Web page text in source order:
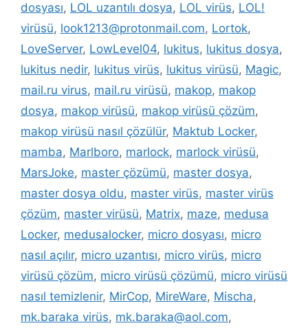
dosyası, LOL uzantılı dosya, LOL virüs, LOL!
virüsü, look1213@protonmail.com, Lortok,
LoveServer, LowLevel04, lukitus, lukitus dosya,
lukitus nedir, lukitus virüs, lukitus virüsü, Magic,
mail.ru virus, mail.ru virüsü, makop, makop
dosya, makop virüsü, makop virüsü çözüm,
makop virüsü nasıl çözülür, Maktub Locker,
mamba, Marlboro, marlock, marlock virüsü,
MarsJoke, master çözümü, master dosya,
master dosya oldu, master virüs, master virüs
çözüm, master virüsü, Matrix, maze, medusa
Locker, medusalocker, micro dosyası, micro
nasıl açılır, micro uzantısı, micro virüs, micro
virüsü çözüm, micro virüsü çözümü, micro virüsü
nasıl temizlenir, MirCop, MireWare, Mischa,
mk.baraka virüs, mk.baraka@aol.com,